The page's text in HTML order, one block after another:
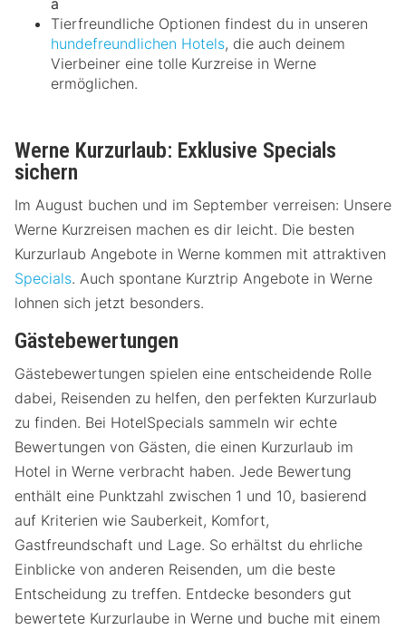
Tierfreundliche Optionen findest du in unseren
hundefreundlichen Hotels, die auch deinem
Vierbeiner eine tolle Kurzreise in Werne
ermöglichen.
Werne Kurzurlaub: Exklusive Specials
sichern
Im August buchen und im September verreisen: Unsere
Werne Kurzreisen machen es dir leicht. Die besten
Kurzurlaub Angebote in Werne kommen mit attraktiven
Specials. Auch spontane Kurztrip Angebote in Werne
lohnen sich jetzt besonders.
Gästebewertungen
Gästebewertungen spielen eine entscheidende Rolle
dabei, Reisenden zu helfen, den perfekten Kurzurlaub
zu finden. Bei HotelSpecials sammeln wir echte
Bewertungen von Gästen, die einen Kurzurlaub im
Hotel in Werne verbracht haben. Jede Bewertung
enthält eine Punktzahl zwischen 1 und 10, basierend
auf Kriterien wie Sauberkeit, Komfort,
Gastfreundschaft und Lage. So erhältst du ehrliche
Einblicke von anderen Reisenden, um die beste
Entscheidung zu treffen. Entdecke besonders gut
bewertete Kurzurlaube in Werne und buche mit einem